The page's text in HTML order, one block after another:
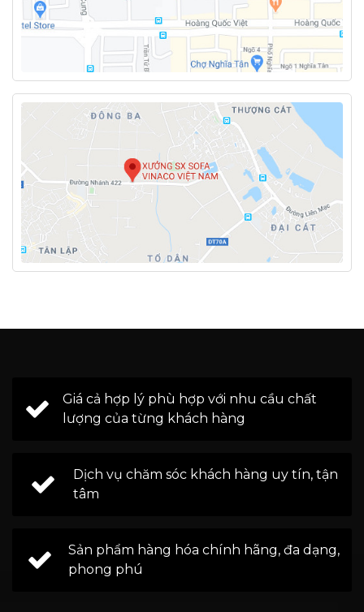
Giá cả hợp lý phù hợp với nhu cầu chất
lượng của từng khách hàng
Dịch vụ chăm sóc khách hàng uy tín, tận
tâm
Sản phẩm hàng hóa chính hãng, đa dạng,
phong phú